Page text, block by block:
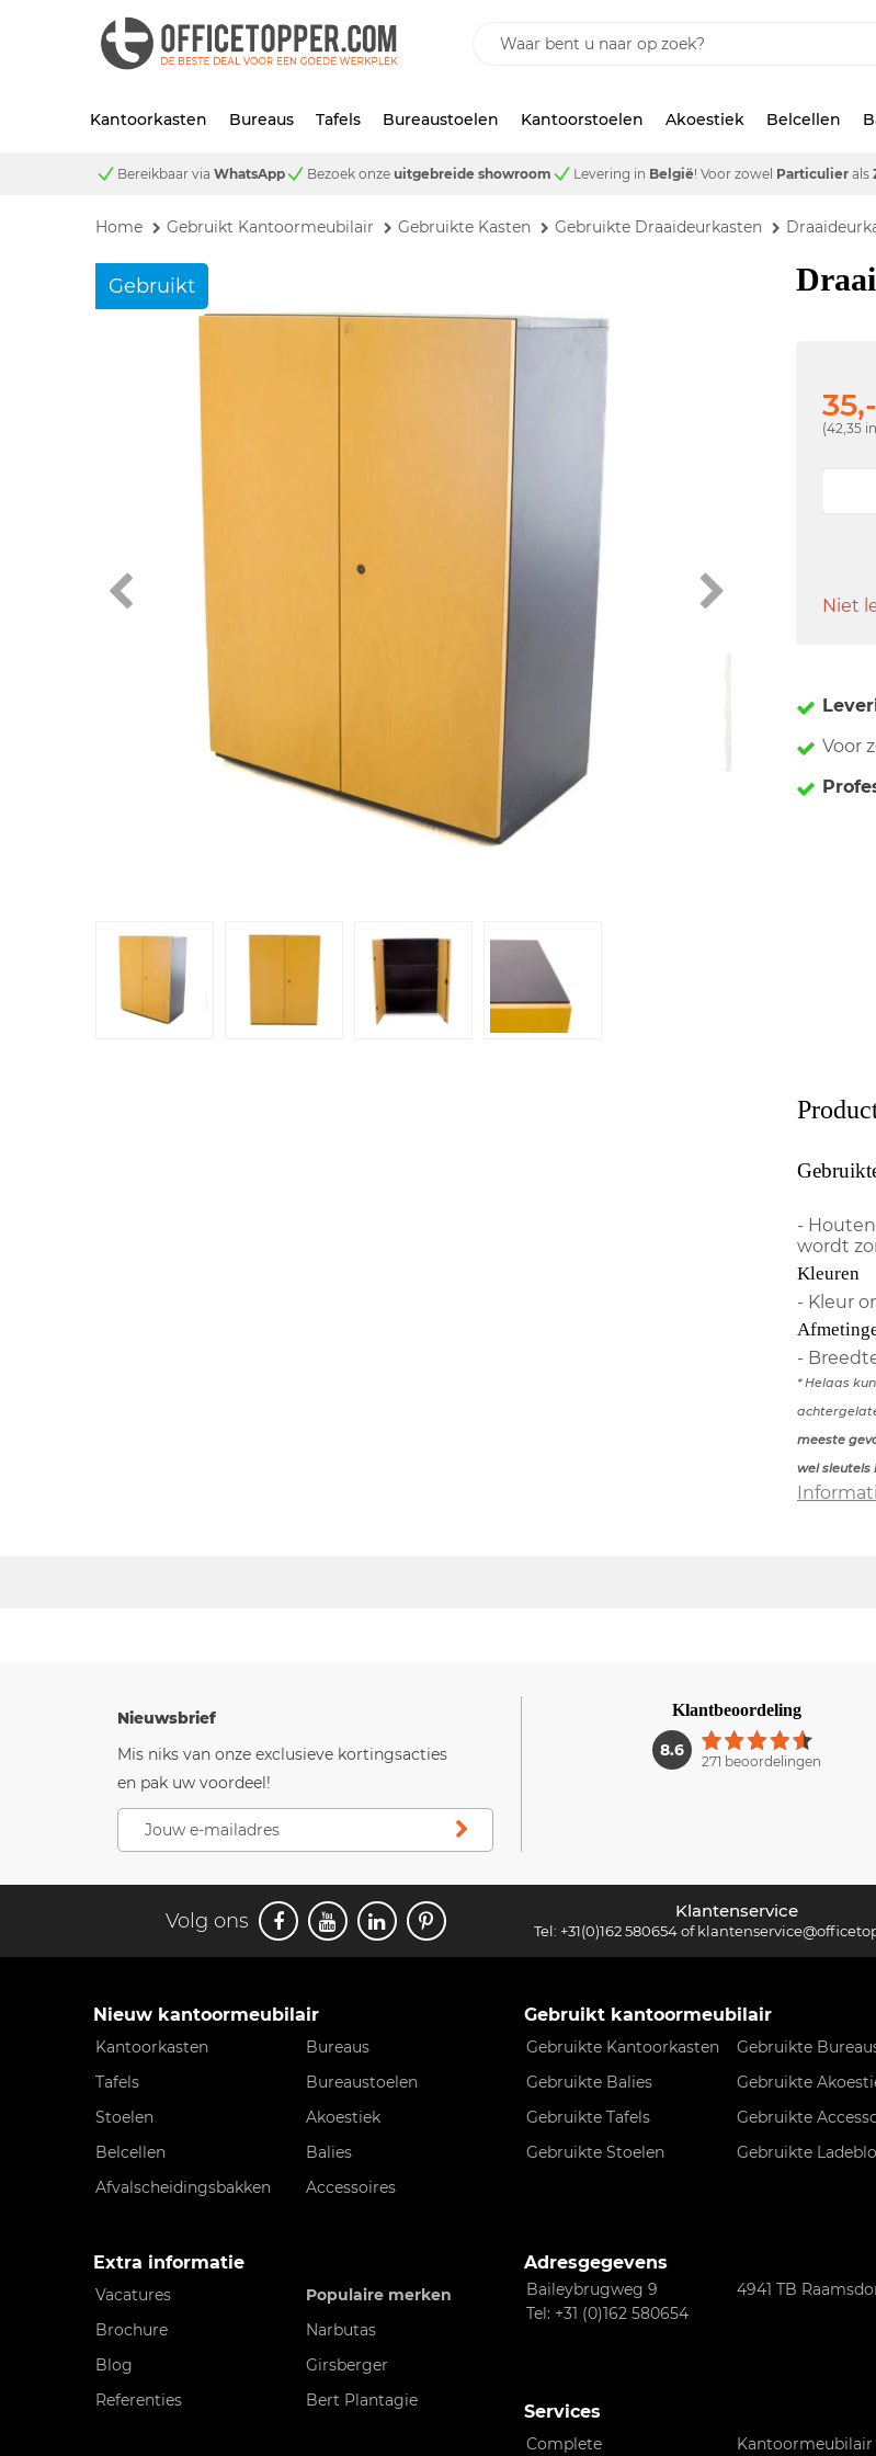
Kantoorkasten Bureaus Tafels Bureaustoelen Kantoorstoelen Akoestiek Belcellen
Bereikbaar via WhatsApp Bezoek onze uitgebreide showroom Levering in België! Voor zowel Particulier als
Home Gebruikt Kantoormeubilair Gebruikte Kasten Gebruikte Draaideurkasten
Gebruikt
35,-
(42,35
Niet
Voor
-
wordt
Kleuren
- Kleur
-
* Helaas
meeste
wel sleutels
Nieuwsbrief
Mis niks van onze exclusieve kortingsacties
en pak uw voordeel!
Klantbeoordeling
8.6 1
271 beoordelingen
Volg ons Klantenservice
Tel: +31(0)162 580654of
Nieuw kantoormeubilair
Kantoorkasten
Bureaus
Tafels
Bureaustoelen
Stoelen
Akoestiek
Belcellen
Balies
Afvalscheidingsbakken
Accessoires
Extra informatie
Vacatures
Populaire merken
Brochure
Narbutas
Blog
Girsberger
Referenties
Bert Plantagie
Gebruikt kantoormeubilair
Gebruikte Kantoorkasten
Gebruikte
Gebruikte Balies
Gebruikte
Gebruikte Tafels
Gebruikte
Gebruikte Stoelen
Gebruikte
Adresgegevens
Baileybrugweg 9
4941 TB
Tel: +31 (0)162 580654
Services
Complete Kantoormeubilair